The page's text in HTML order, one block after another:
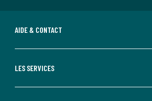
AIDE & CONTACT
LES SERVICES